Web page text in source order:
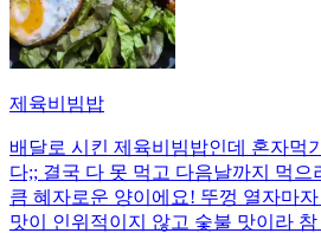
제육비빔밥
배달로 시킨 제육비빔밥인데 혼자먹
다;; 결국 다 못 먹고 다음날까지 먹
큼 혜자로운 양이에요! 뚜껑 열자마자
맛이 인위적이지 않고 숯불 맛이라